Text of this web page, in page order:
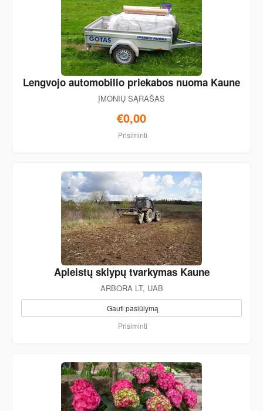
Lengvojo automobilio priekabos nuoma Kaune
ĮMONIŲ SĄRAŠAS
€0,00
Prisiminti
Apleistų sklypų tvarkymas Kaune
ARBORA LT, UAB
Gauti pasiūlymą
Prisiminti